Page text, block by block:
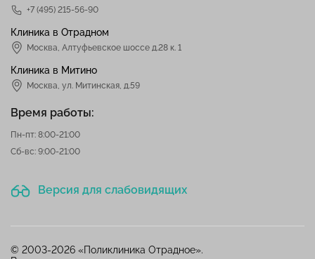
+7 (495) 215-56-90
Клиника в Отрадном
Москва, Алтуфьевское шоссе д.28 к. 1
Клиника в Митино
Москва, ул. Митинская, д.59
Время работы:
Пн-пт: 8:00-21:00
Сб-вс: 9:00-21:00
Версия для слабовидящих
© 2003-2026 «Поликлиника Отрадное».